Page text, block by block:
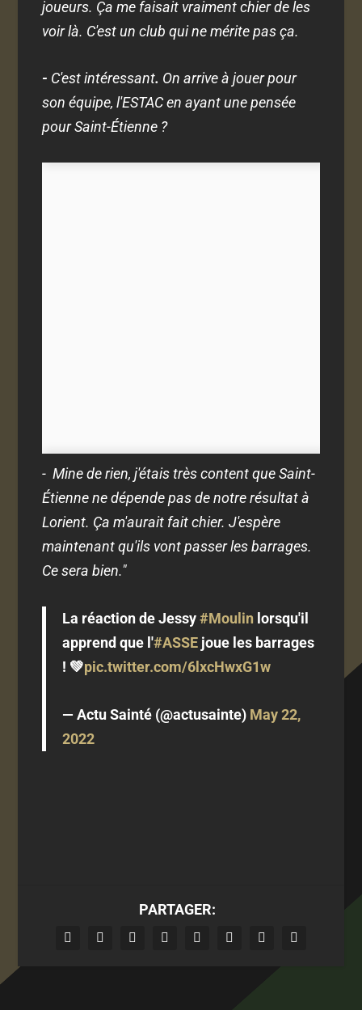
joueurs. Ça me faisait vraiment chier de les
voir là. C'est un club qui ne mérite pas ça.
- C'est intéressant. On arrive à jouer pour
son équipe, l'ESTAC en ayant une pensée
pour Saint-Étienne ?
- Mine de rien, j'étais très content que Saint-
Étienne ne dépende pas de notre résultat à
Lorient. Ça m'aurait fait chier. J'espère
maintenant qu'ils vont passer les barrages.
Ce sera bien."
La réaction de Jessy#Moulin lorsqu'il
apprend que l'#ASSE joue les barrages
! 💚pic.twitter.com/6lxcHwxG1w
— Actu Sainté (@actusainte) May 22,
2022
PARTAGER: